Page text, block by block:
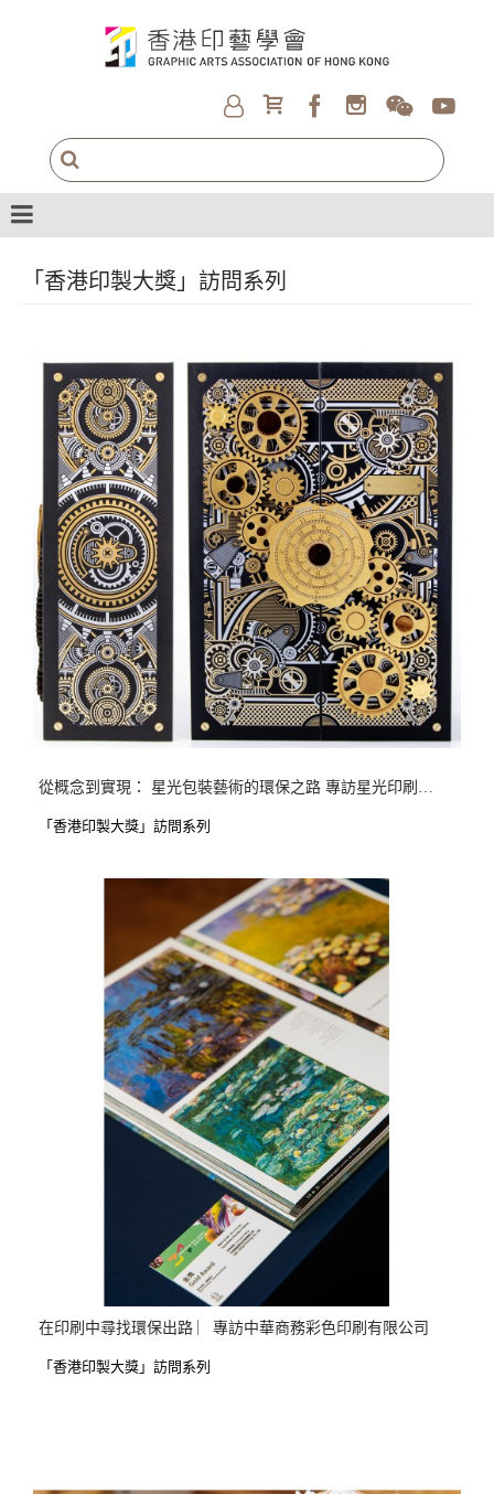
「香港印製大獎」訪問系列
從概念到實現： 星光包裝藝術的環保之路 專訪星光印刷有限公司
「香港印製大獎」訪問系列
在印刷中尋找環保出路 ︳專訪中華商務彩色印刷有限公司
「香港印製大獎」訪問系列